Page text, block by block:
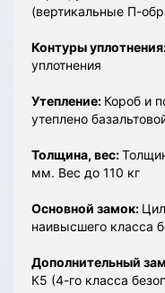
(вертикальные П-
Контуры
уплотнения
Утепление: Короб и
утеплено
Толщина, вес:
мм. Вес до 110 кг
Основной замок:
наивысшего класса
Дополнительный
К5 (4-го класса